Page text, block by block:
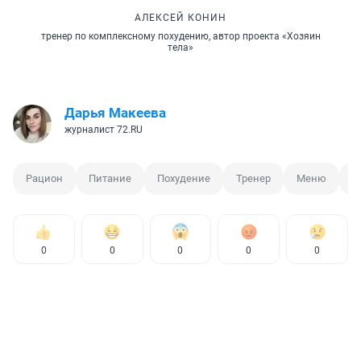
АЛЕКСЕЙ КОНИН
тренер по комплексному похудению, автор проекта «Хозяин
тела»
Дарья Макеева
журналист 72.RU
Рацион Питание Похудение Тренер Меню
0 0 0 0 0